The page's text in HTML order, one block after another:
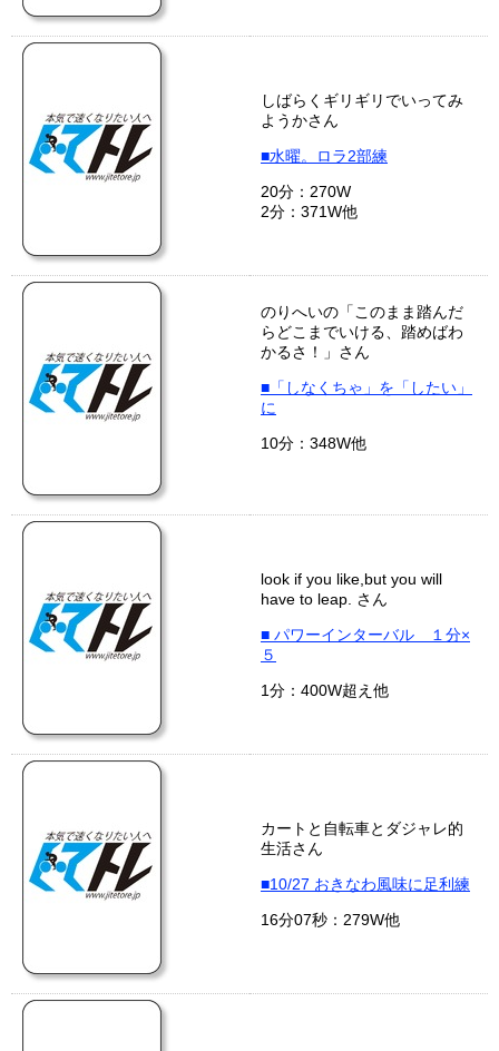
しばらくギリギリでいってみ
ようかさん
■水曜。ロラ2部練
20分：270W
2分：371W他
のりへいの「このまま踏んだ
らどこまでいける、踏めばわ
かるさ！」さん
■「しなくちゃ」を「したい」
に
10分：348W他
look if you like,but you will
have to leap. さん
■ パワーインターバル １分×
５
1分：400W超え他
カートと自転車とダジャレ的
生活さん
■10/27 おきなわ風味に足利練
16分07秒：279W他